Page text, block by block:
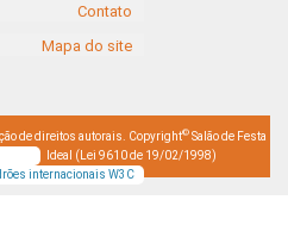
Contato
Mapa do site
de direitos autorais. Copyright© Salão de Festa
Ideal (Lei 9610 de 19/02/1998)